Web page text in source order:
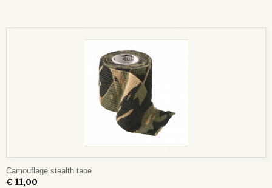
Camouflage stealth tape
€ 11,00